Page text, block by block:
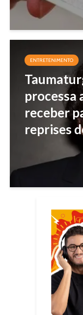
ENTRETENIMENTO
processa
receber
reprises